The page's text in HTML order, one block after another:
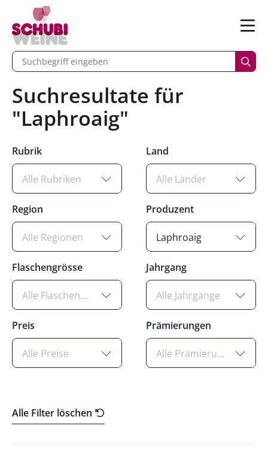
Menü
eingeben
Suchresultate für
"Laphroaig"
Rubrik
Alle Rubriken
Land
Alle Länder
Region
Alle Regionen
Produzent
Laphroaig
Flaschengrösse
Alle Flaschengrössen
Jahrgang
Alle Jahrgänge
Preis
Alle Preise
Prämierungen
Alle Prämierungen
Alle Filter löschen